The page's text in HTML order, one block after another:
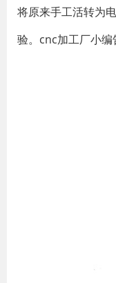
将原来手工活转为
验。cnc加工厂小编